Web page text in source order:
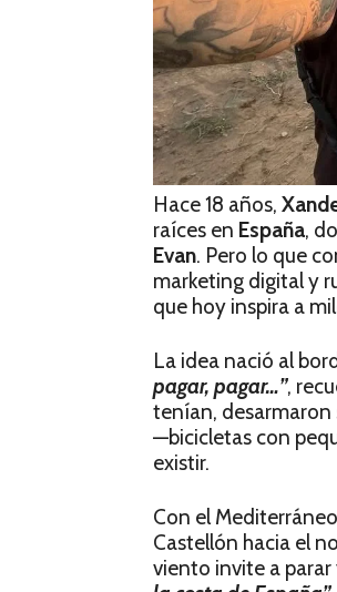
Hace 18 años,
raíces en España,
Evan. Pero lo que
marketing digital y
que hoy inspira a
La idea nació al
pagar, pagar…”,
tenían, desarmaron
—bicicletas con
existir.
Con el
Castellón hacia el
viento invite a parar